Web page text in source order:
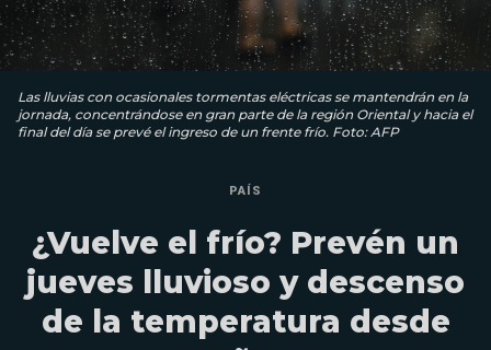
Las lluvias con ocasionales tormentas eléctricas se mantendrán en la
jornada, concentrándose en gran parte de la región Oriental y hacia el
final del día se prevé el ingreso de un frente frío. Foto: AFP
PAÍS
¿Vuelve el frío? Prevén un
jueves lluvioso y descenso
de la temperatura desde